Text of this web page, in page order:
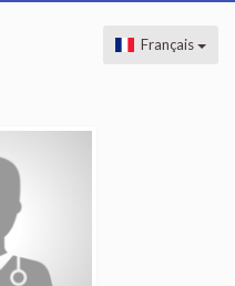
Français